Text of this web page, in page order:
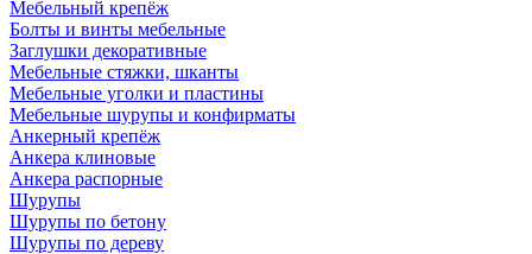
Мебельный крепёж
Болты и винты мебельные
Заглушки декоративные
Мебельные стяжки, шканты
Мебельные уголки и пластины
Мебельные шурупы и конфирматы
Анкерный крепёж
Анкера клиновые
Анкера распорные
Шурупы
Шурупы по бетону
Шурупы по дереву